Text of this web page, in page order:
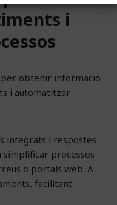
i
per obtenir informació
i automatitzar
integrats i respostes
simplificar processos
o portals web. A
facilitant